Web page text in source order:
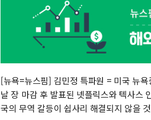
[뉴욕=뉴스핌] 김민정 특파원 = 미국 뉴
날 장 마감 후 발표된 넷플릭스와 텍사스
국의 무역 갈등이 쉽사리 해결되지 않을